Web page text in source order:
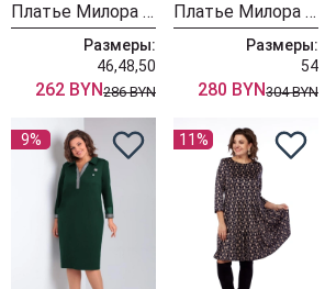
Платье Милора Стиль 1300 черный
Размеры:
46,48,50
262 BYN286 BYN
Платье Милора Стиль 1299 черный
Размеры:
54
280 BYN304 BYN
9% 11%